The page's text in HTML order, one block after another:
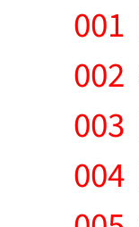
001
002
003
004